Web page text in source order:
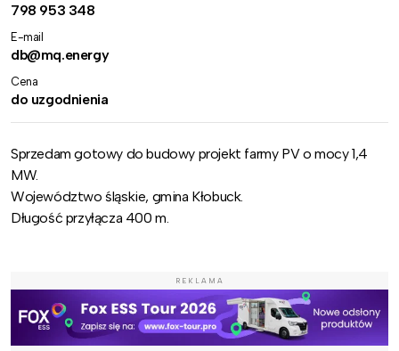
798 953 348
E-mail
db@mq.energy
Cena
do uzgodnienia
Sprzedam gotowy do budowy projekt farmy PV o mocy 1,4
MW.
Województwo śląskie, gmina Kłobuck.
Długość przyłącza 400 m.
REKLAMA